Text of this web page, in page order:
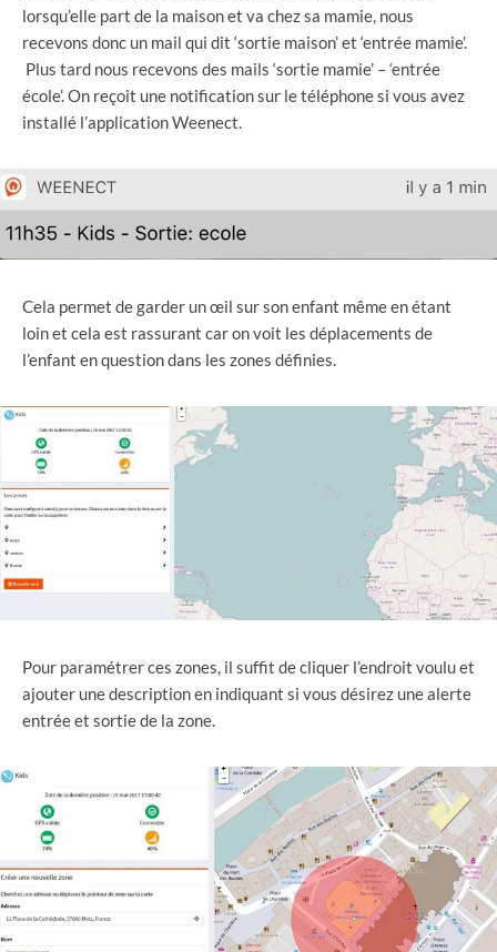
lorsqu’elle part de la maison et va chez sa mamie, nous
recevons donc un mail qui dit ‘sortie maison’ et ‘entrée mamie’.
Plus tard nous recevons des mails ‘sortie mamie’ – ‘entrée
école’. On reçoit une notification sur le téléphone si vous avez
installé l’application Weenect.
Cela permet de garder un œil sur son enfant même en étant
loin et cela est rassurant car on voit les déplacements de
l’enfant en question dans les zones définies.
Pour paramétrer ces zones, il suffit de cliquer l’endroit voulu et
ajouter une description en indiquant si vous désirez une alerte
entrée et sortie de la zone.